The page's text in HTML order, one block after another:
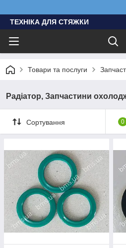
ТЕХНІКА ДЛЯ СТЯЖКИ
Товари та послуги
Радіатор, Запчастини
Сортування 0